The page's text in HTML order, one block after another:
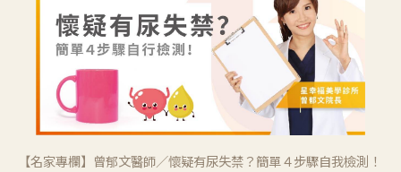
【名家專欄】曾郁文醫師／懷疑有尿失禁？簡單４步驟自我檢測！